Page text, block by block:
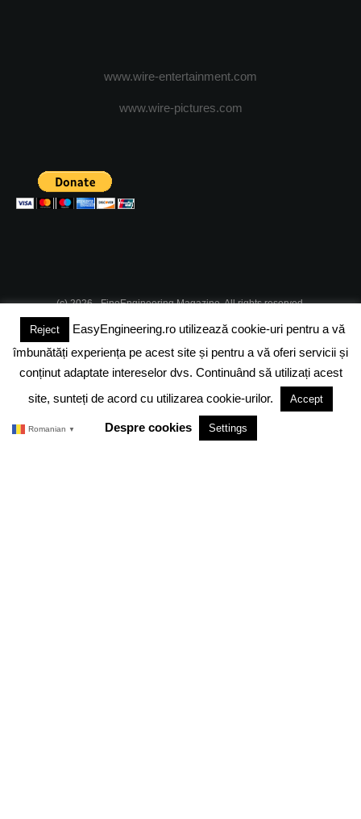
www.wire-entertainment.com
www.wire-pictures.com
(c) 2026 - FineEngineering Magazine. All rights reserved.
DESPRE NOI ABONAMENT
DESPRE COOKIES POLITICA DE CONFIDENTIALITATE
TERMENI SI CONDITII
Reject
EasyEngineering.ro utilizează cookie-uri pentru a vă
îmbunătăți experiența pe acest site și pentru a vă oferi servicii și
conținut adaptate intereselor dvs. Continuând să utilizați acest
site, sunteți de acord cu utilizarea cookie-urilor.
Accept
Despre cookies Settings
Romanian ▼